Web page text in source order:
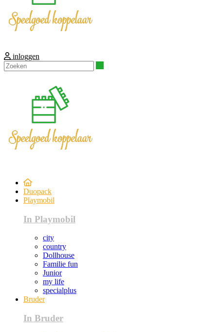
inloggen
Duopack
Playmobil
In Playmobil
city
country
Dollhouse
Familie fun
Junior
my life
specialplus
Bruder
In Bruder